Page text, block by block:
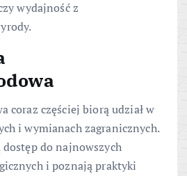
wydajność z
coraz częściej biorą udział w
i wymianach zagranicznych.
do najnowszych
i poznają praktyki